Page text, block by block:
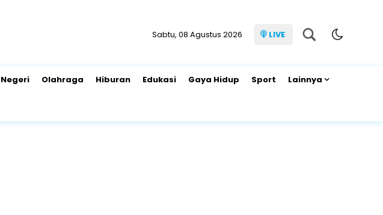
Sabtu, 08 Agustus 2026 LIVE
Olahraga Hiburan Edukasi Gaya Hidup Sport Lainnya